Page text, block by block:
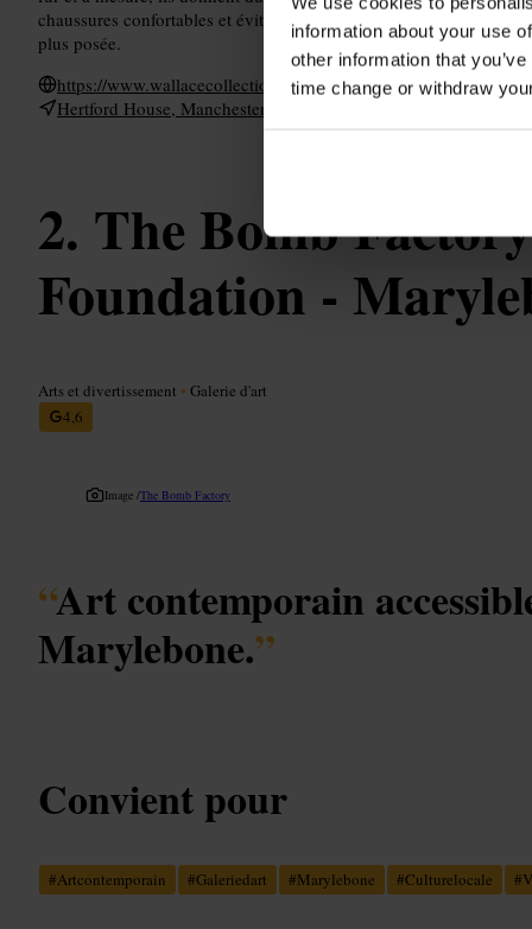
information about your use
other information that
time change or withdraw
chaussures confortables et évitez d'entrer en groupe massif si
plus posée.
https://www.wallacecollection.org/
Hertford House, Manchester Square, London W1U 3BN, UK
The Bomb
Foundation -
Arts et divertissement • Galerie d'art
4,6
Image /The Bomb Factory
“Art contemporain
Marylebone.”
Convient pour
#Artcontemporain #Galeriedart #Marylebone #Culturelocale #